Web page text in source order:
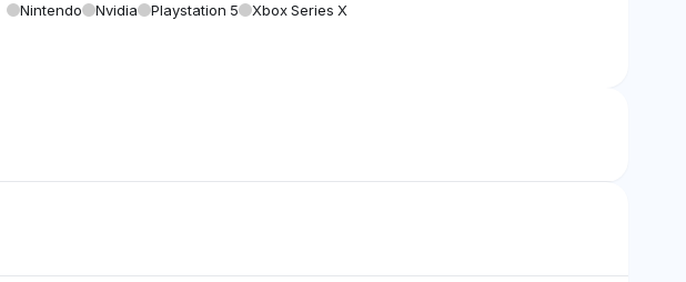
Nintendo Nvidia Playstation 5 Xbox Series X